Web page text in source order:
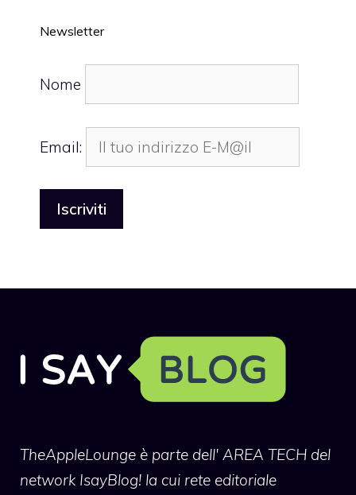
Newsletter
Nome
Email:
TheAppleLounge è parte dell' AREA TECH del
network IsayBlog! la cui rete editoriale